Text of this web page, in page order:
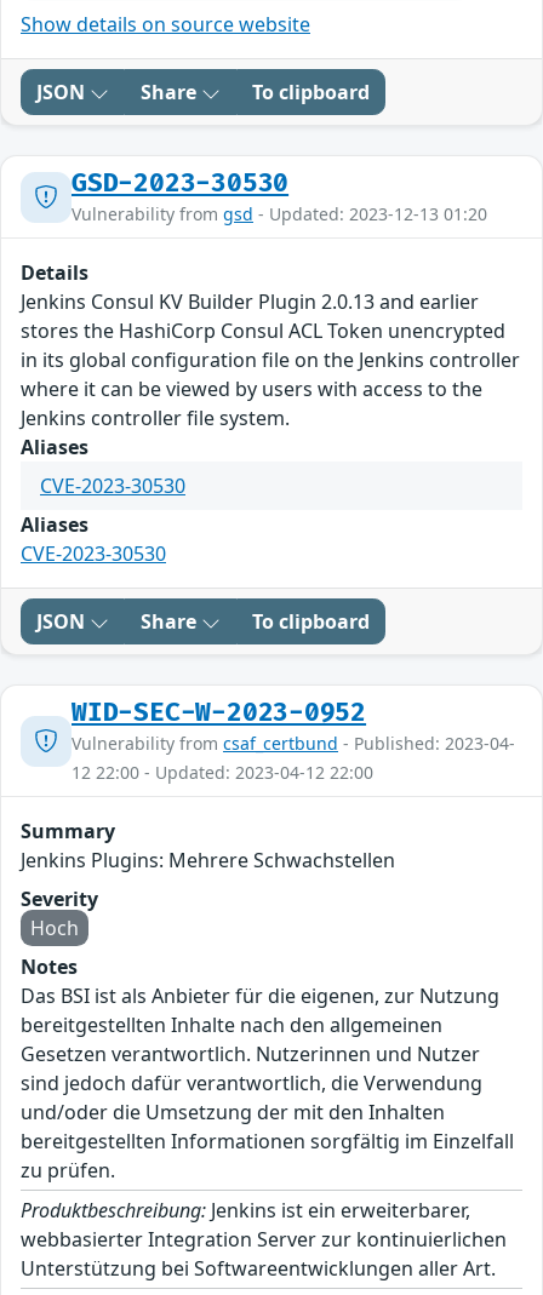
Show details on source website
JSON Share To clipboard
GSD-2023-30530
Vulnerability from gsd - Updated: 2023-12-13 01:20
Details
Jenkins Consul KV Builder Plugin 2.0.13 and earlier
stores the HashiCorp Consul ACL Token unencrypted
in its global configuration file on the Jenkins controller
where it can be viewed by users with access to the
Jenkins controller file system.
Aliases
CVE-2023-30530
Aliases
CVE-2023-30530
JSON Share To clipboard
WID-SEC-W-2023-0952
Vulnerability from csaf_certbund - Published: 2023-04-
12 22:00 - Updated: 2023-04-12 22:00
Summary
Jenkins Plugins: Mehrere Schwachstellen
Severity
Hoch
Notes
Das BSI ist als Anbieter für die eigenen, zur Nutzung
bereitgestellten Inhalte nach den allgemeinen
Gesetzen verantwortlich. Nutzerinnen und Nutzer
sind jedoch dafür verantwortlich, die Verwendung
und/oder die Umsetzung der mit den Inhalten
bereitgestellten Informationen sorgfältig im Einzelfall
zu prüfen.
Produktbeschreibung: Jenkins ist ein erweiterbarer,
webbasierter Integration Server zur kontinuierlichen
Unterstützung bei Softwareentwicklungen aller Art.